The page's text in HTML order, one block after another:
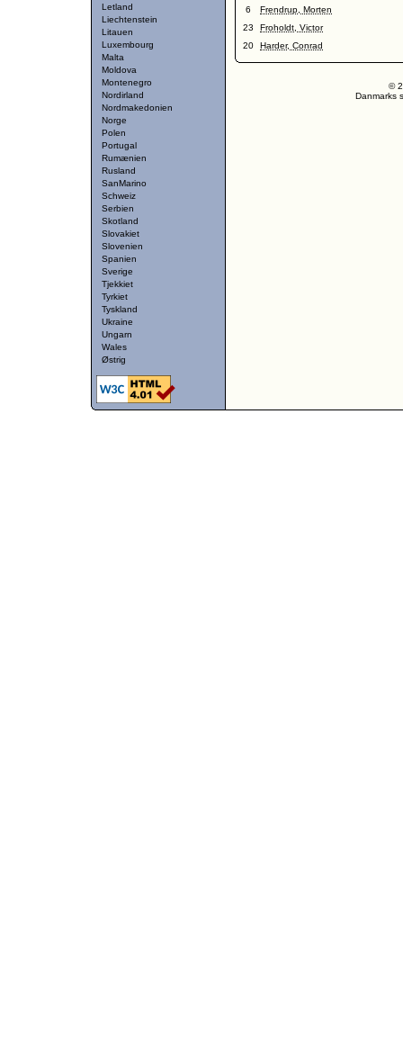
Letland
Liechtenstein
Litauen
Luxembourg
Malta
Moldova
Montenegro
Nordirland
Nordmakedonien
Norge
Polen
Portugal
Rumænien
Rusland
SanMarino
Schweiz
Serbien
Skotland
Slovakiet
Slovenien
Spanien
Sverige
Tjekkiet
Tyrkiet
Tyskland
Ukraine
Ungarn
Wales
Østrig
6
Frendrup, Morten
23
Froholdt, Victor
20
Harder, Conrad
©
Danmarks